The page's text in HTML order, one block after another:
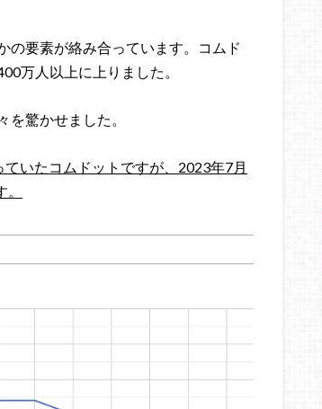
の要素が絡み合っています。コムド
万人以上に上りました。
驚かせました。
いたコムドットですが、2023年7月